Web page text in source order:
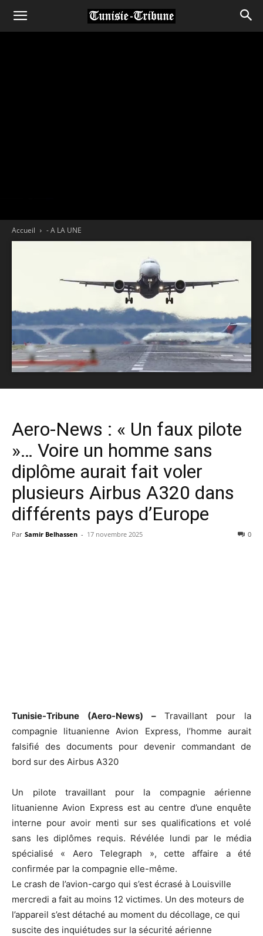
Accueil - A LA UNE
Aero-News : « Un faux pilote
»… Voire un homme sans
diplôme aurait fait voler
plusieurs Airbus A320 dans
différents pays d’Europe
Par Samir Belhassen - 17 novembre 2025 0
Tunisie-Tribune (Aero-News) – Travaillant pour la
compagnie lituanienne Avion Express, l’homme aurait
falsifié des documents pour devenir commandant de
bord sur des Airbus A320
Un pilote travaillant pour la compagnie aérienne
lituanienne Avion Express est au centre d’une enquête
interne pour avoir menti sur ses qualifications et volé
sans les diplômes requis. Révélée lundi par le média
spécialisé « Aero Telegraph », cette affaire a été
confirmée par la compagnie elle-même.
Le crash de l’avion-cargo qui s’est écrasé à Louisville
mercredi a fait au moins 12 victimes. Un des moteurs de
l’appareil s’est détaché au moment du décollage, ce qui
suscite des inquiétudes sur la sécurité aérienne